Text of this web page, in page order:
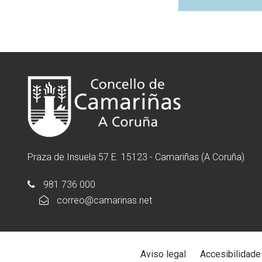
Praza de Insuela 57 E. 15123 - Camariñas (A Coruña)
981 736 000
correo@camarinas.net
Aviso legal Accesibilidade